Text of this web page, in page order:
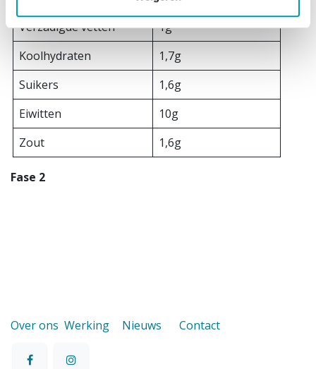
Verzadigde vetten
1g
Koolhydraten
1,7g
Suikers
1,6g
Eiwitten
10g
Zout
1,6g
Fase 2
Over ons Werking Nieuws Contact